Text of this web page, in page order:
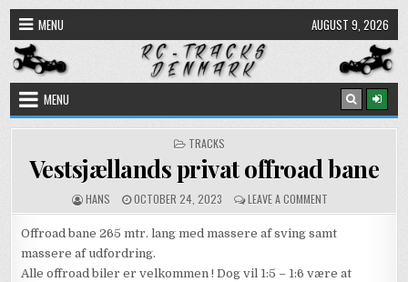
Skip
content
MENU AUGUST 9, 2026
MENU
POSTED
TRACKS
Vestsjællands privat offroad bane
AUTHOR:
HANS
PUBLISHED
DATE:
OCTOBER 24, 2023 LEAVE A COMMENTON
VESTSJÆLLANDS
PRIVAT
Offroad bane 265 mtr. lang med massere af sving samt
massere af udfordring.
Alle offroad biler er velkommen ! Dog vil 1:5 – 1:6 være at